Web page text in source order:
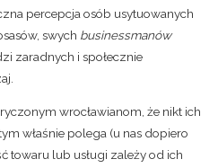
percepcja osób usytuowanych
swych businessmanów
zaradnych i społecznie
wrocławianom, że nikt ich
właśnie polega (u nas dopiero
towaru lub usługi zależy od ich